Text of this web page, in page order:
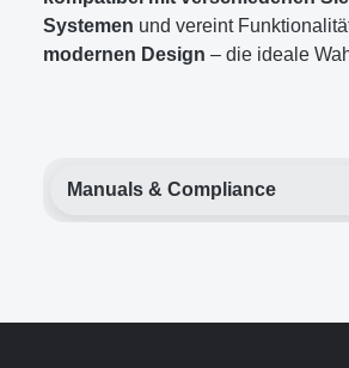
Systemen und vereint
modernen Design – die ideale
Manuals & Compliance